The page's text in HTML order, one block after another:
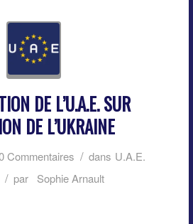
DE L’U.A.E. SUR
DE L’UKRAINE
Commentaires / dans U.A.E.
/ par Sophie Arnault